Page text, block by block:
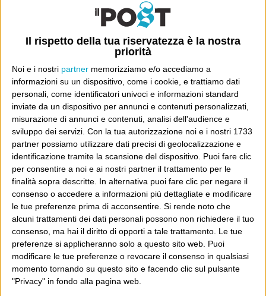
Il rispetto della tua riservatezza è la nostra
priorità
Noi e i nostri partner memorizziamo e/o accediamo a
informazioni su un dispositivo, come i cookie, e trattiamo dati
personali, come identificatori univoci e informazioni standard
inviate da un dispositivo per annunci e contenuti personalizzati,
misurazione di annunci e contenuti, analisi dell'audience e
sviluppo dei servizi. Con la tua autorizzazione noi e i nostri 1733
partner possiamo utilizzare dati precisi di geolocalizzazione e
identificazione tramite la scansione del dispositivo. Puoi fare clic
per consentire a noi e ai nostri partner il trattamento per le
finalità sopra descritte. In alternativa puoi fare clic per negare il
consenso o accedere a informazioni più dettagliate e modificare
le tue preferenze prima di acconsentire. Si rende noto che
alcuni trattamenti dei dati personali possono non richiedere il tuo
consenso, ma hai il diritto di opporti a tale trattamento. Le tue
preferenze si applicheranno solo a questo sito web. Puoi
modificare le tue preferenze o revocare il consenso in qualsiasi
momento tornando su questo sito e facendo clic sul pulsante
"Privacy" in fondo alla pagina web.
regalato, il vostro tempo, le tante telefonate, ma (pensa
la combinazione!) le hanno acquistate in una galleria
d’arte di Genova dove erano capitati per caso ed erano
proprio come le avevano immaginate!!!!
Caro Luca, grazie a te ed al blogger di cui hai letto il
pezzo per esservi accorti di noi e, anche se non avete
acquistato niente, ci avete dato la sensazione di esistere!
Personalità Confusa
Dove sei?
Wittgenstein è il blog di Luca Sofri, il fondatore e
direttore editoriale del giornale online il Post. Forse
sei qui perché conosci già il Post, o forse sei
capitato qui per altri giri.